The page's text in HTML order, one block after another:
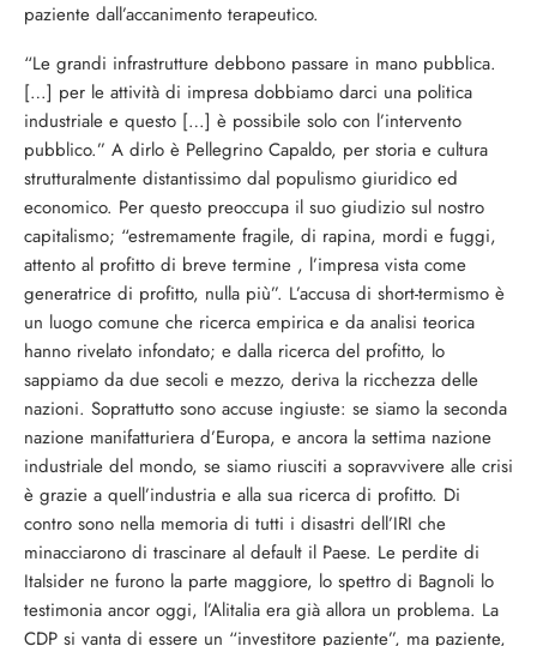
paziente dall’accanimento terapeutico.
“Le grandi infrastrutture debbono passare in mano pubblica.
[…] per le attività di impresa dobbiamo darci una politica
industriale e questo […] è possibile solo con l’intervento
pubblico.” A dirlo è Pellegrino Capaldo, per storia e cultura
strutturalmente distantissimo dal populismo giuridico ed
economico. Per questo preoccupa il suo giudizio sul nostro
capitalismo; “estremamente fragile, di rapina, mordi e fuggi,
attento al profitto di breve termine , l’impresa vista come
generatrice di profitto, nulla più”. L’accusa di short-termismo è
un luogo comune che ricerca empirica e da analisi teorica
hanno rivelato infondato; e dalla ricerca del profitto, lo
sappiamo da due secoli e mezzo, deriva la ricchezza delle
nazioni. Soprattutto sono accuse ingiuste: se siamo la seconda
nazione manifatturiera d’Europa, e ancora la settima nazione
industriale del mondo, se siamo riusciti a sopravvivere alle crisi
è grazie a quell’industria e alla sua ricerca di profitto. Di
contro sono nella memoria di tutti i disastri dell’IRI che
minacciarono di trascinare al default il Paese. Le perdite di
Italsider ne furono la parte maggiore, lo spettro di Bagnoli lo
testimonia ancor oggi, l’Alitalia era già allora un problema. La
CDP si vanta di essere un “investitore paziente”, ma paziente,